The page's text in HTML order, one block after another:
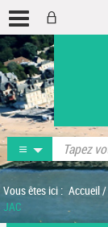
Vous êtes ici : Accueil/
JAC